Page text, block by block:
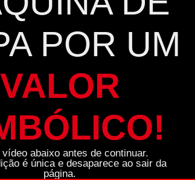
POR UM
VALOR
vídeo abaixo antes de continuar.
é única e desaparece ao sair da
página.